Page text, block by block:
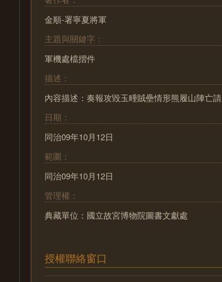
金順-署寧夏將軍
主題與關鍵字：
軍機處檔摺件
描述：
內容描述：奏報攻毀玉畽賊壘情形熊履山陣亡
日期：
同治09年10月12日
範圍：
同治09年10月12日
管理權：
典藏單位：國立故宮博物院圖書文獻處
授權聯絡窗口